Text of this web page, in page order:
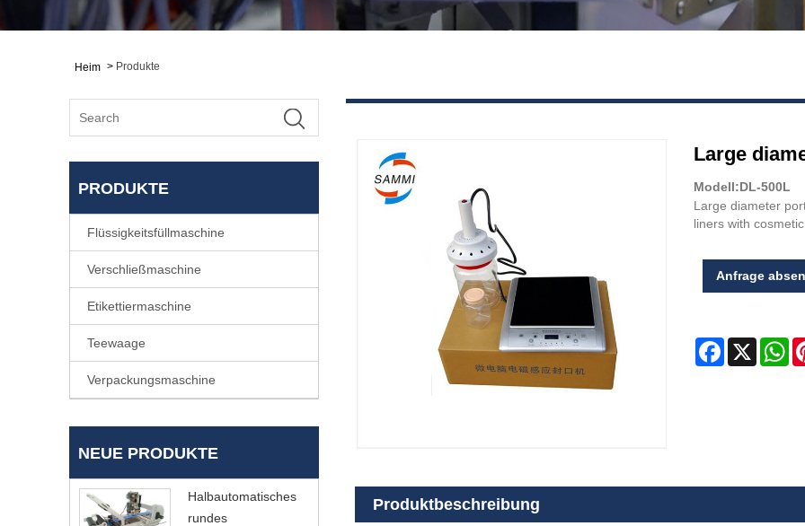
Heim > Produkte
PRODUKTE
Flüssigkeitsfüllmaschine
Verschließmaschine
Etikettiermaschine
Teewaage
Verpackungsmaschine
NEUE PRODUKTE
Halbautomatisches
rundes
Large
Modell:DL-500L
Large diameter
liners with
Anfrage
Facebook
X
Produktbeschreibung